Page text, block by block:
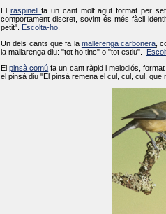
El raspinellfa un cant molt agut format per
comportament discret, sovint és més fàcil
petit".
Escolta-ho.
Un dels cants que fa la mallerenga carbonera ,
la mallarenga diu: "tot ho tinc" o "tot estiu".
Elpinsà comú fa un cant ràpid i melodiós,
el pinsà diu "El pinsà remena el cul, cul, cul,